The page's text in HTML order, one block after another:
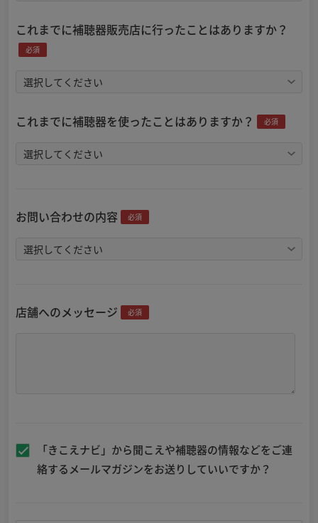
これまでに補聴器販売店に行ったことはありますか？
必須
これまでに補聴器を使ったことはありますか？ 必須
お問い合わせの内容 必須
店舗へのメッセージ 必須
「きこえナビ」から聞こえや補聴器の情報などをご連
絡するメールマガジンをお送りしていいですか？